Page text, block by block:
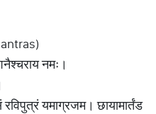
नमः।
यमाग्रजम। छायामार्तंड